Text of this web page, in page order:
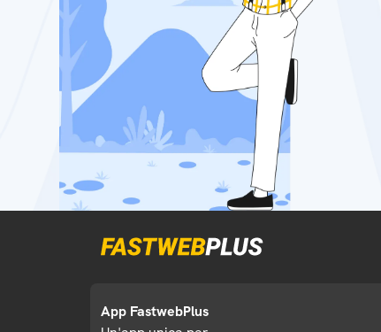
App FastwebPlus